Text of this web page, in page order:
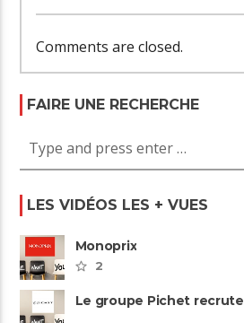
Comments are closed.
FAIRE UNE RECHERCHE
LES VIDÉOS LES + VUES
Monoprix
2
Le groupe Pichet recrute